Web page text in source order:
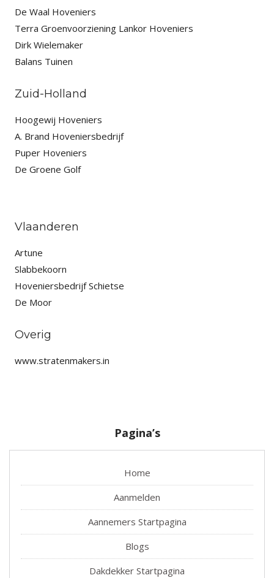
De Waal Hoveniers
Terra Groenvoorziening Lankor Hoveniers
Dirk Wielemaker
Balans Tuinen
Zuid-Holland
Hoogewij Hoveniers
A. Brand Hoveniersbedrijf
Puper Hoveniers
De Groene Golf
Vlaanderen
Artune
Slabbekoorn
Hoveniersbedrijf Schietse
De Moor
Overig
www.stratenmakers.in
Pagina’s
Home
Aanmelden
Aannemers Startpagina
Blogs
Dakdekker Startpagina